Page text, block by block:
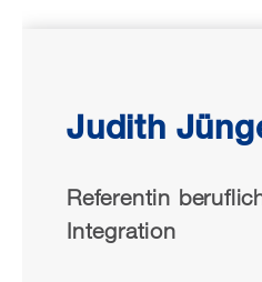
Judith
Referentin
Integration